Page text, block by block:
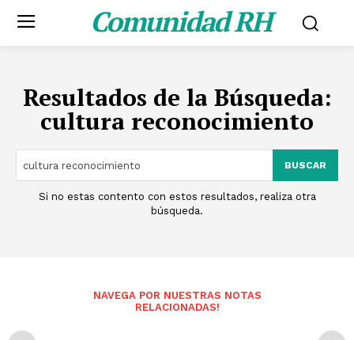
Comunidad RH
Resultados de la Búsqueda:
cultura reconocimiento
BUSCAR
Si no estas contento con estos resultados, realiza otra
búsqueda.
NAVEGA POR NUESTRAS NOTAS
RELACIONADAS!